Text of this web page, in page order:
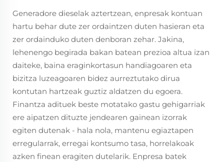
Generadore dieselak aztertzean, enpresak kontuan
hartu behar dute zer ordaintzen duten hasieran eta
zer ordainduko duten denboran zehar. Jakina,
lehenengo begirada bakan batean prezioa altua izan
daiteke, baina eraginkortasun handiagoaren eta
bizitza luzeagoaren bidez aurreztutako dirua
kontutan hartzeak guztiz aldatzen du egoera.
Finantza adituek beste motatako gastu gehigarriak
ere aipatzen dituzte jendearen gainean izorrak
egiten dutenak - hala nola, mantenu egiaztapen
erregularrak, erregai kontsumo tasa, horrelakoak
azken finean eragiten dutelarik. Enpresa batek